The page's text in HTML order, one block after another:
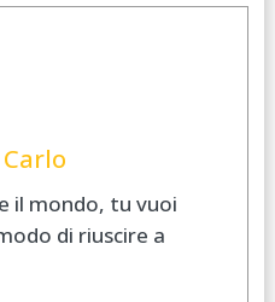
il mondo, tu vuoi
di riuscire a